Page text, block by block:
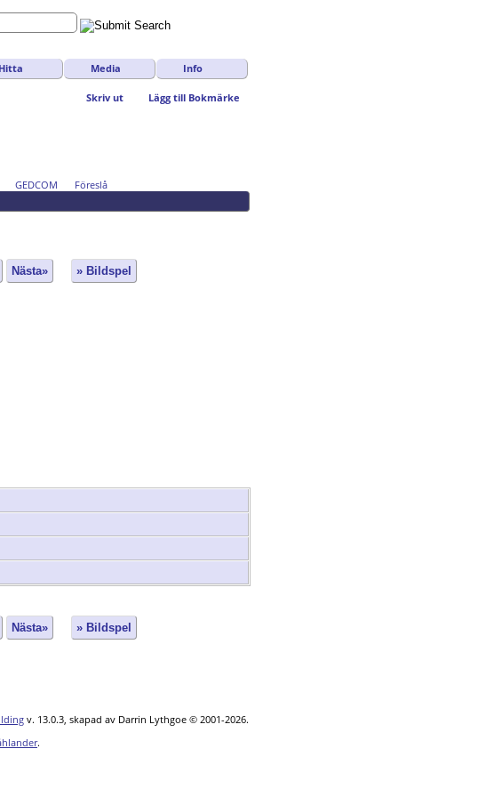
Hitta Media Info
Skriv ut Lägg till Bokmärke
GEDCOM Föreslå
Nästa» » Bildspel
Nästa» » Bildspel
v. 13.0.3, skapad av Darrin Lythgoe © 2001-2026.
.